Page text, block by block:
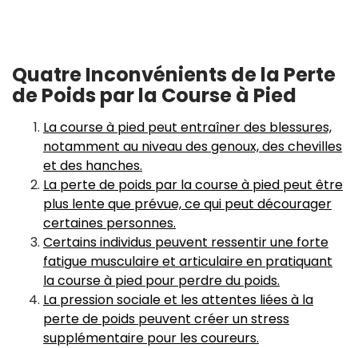
Quatre Inconvénients de la Perte
de Poids par la Course à Pied
La course à pied peut entraîner des blessures,
notamment au niveau des genoux, des chevilles
et des hanches.
La perte de poids par la course à pied peut être
plus lente que prévue, ce qui peut décourager
certaines personnes.
Certains individus peuvent ressentir une forte
fatigue musculaire et articulaire en pratiquant
la course à pied pour perdre du poids.
La pression sociale et les attentes liées à la
perte de poids peuvent créer un stress
supplémentaire pour les coureurs.